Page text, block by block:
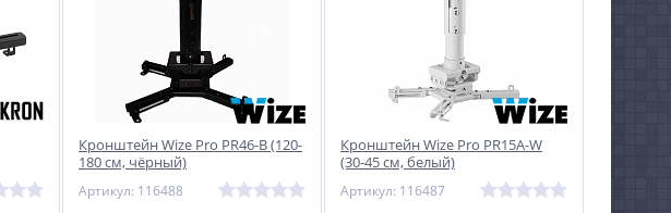
Кронштейн Wize Pro PR46-B (120-
180 см, чёрный)
Артикул: 116488
Кронштейн Wize Pro PR15A-W
(30-45 см, белый)
Артикул: 116487